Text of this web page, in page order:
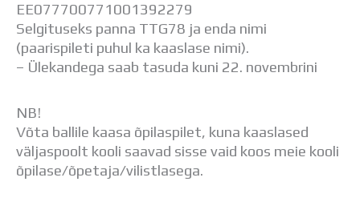
EE077700771001392279
Selgituseks panna TTG78 ja enda nimi
(paarispileti puhul ka kaaslase nimi).
– Ülekandega saab tasuda kuni 22. novembrini
NB!
Võta ballile kaasa õpilaspilet, kuna kaaslased
väljaspoolt kooli saavad sisse vaid koos meie kooli
õpilase/õpetaja/vilistlasega.